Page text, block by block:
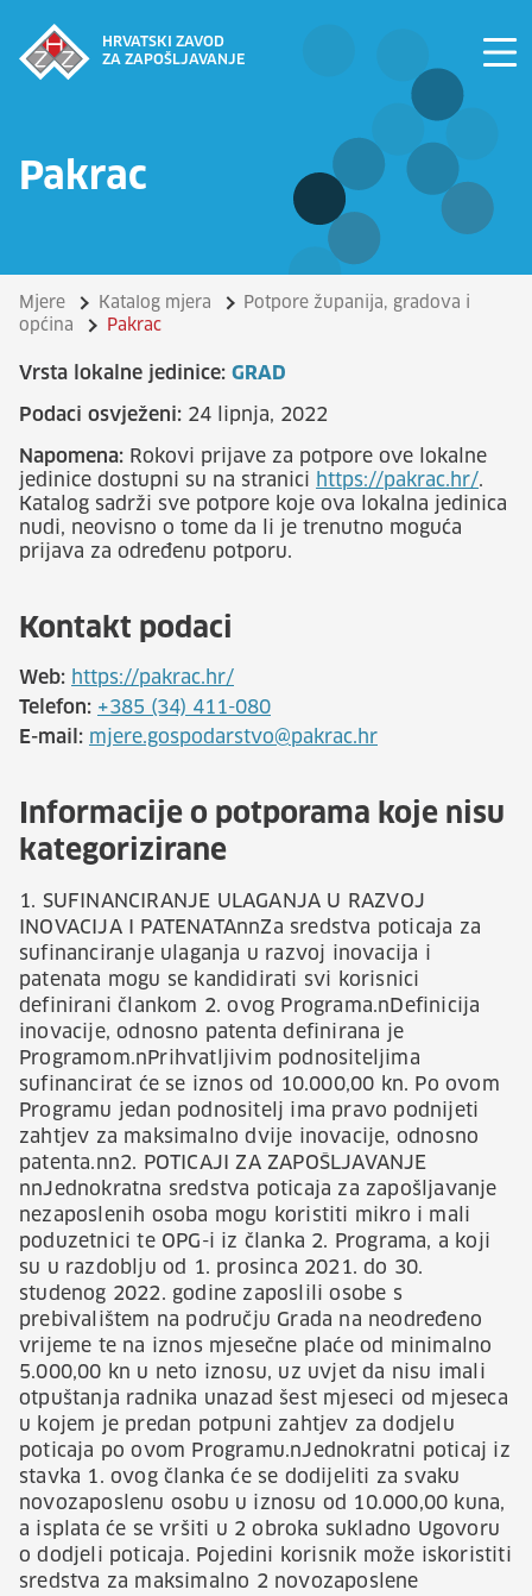
HRVATSKI ZAVOD
ZA ZAPOŠLJAVANJE
Pakrac
Mjere Katalog mjera
Potpore županija, gradova i
općina
Pakrac
Vrsta lokalne jedinice: GRAD
Podaci osvježeni: 24 lipnja, 2022
Napomena: Rokovi prijave za potpore ove lokalne
jedinice dostupni su na stranici https://pakrac.hr/.
Katalog sadrži sve potpore koje ova lokalna jedinica
nudi, neovisno o tome da li je trenutno moguća
prijava za određenu potporu.
Kontakt podaci
Web: https://pakrac.hr/
Telefon: +385 (34) 411-080
E-mail: mjere.gospodarstvo@pakrac.hr
Informacije o potporama koje nisu
kategorizirane
1. SUFINANCIRANJE ULAGANJA U RAZVOJ
INOVACIJA I PATENATAnnZa sredstva poticaja za
sufinanciranje ulaganja u razvoj inovacija i
patenata mogu se kandidirati svi korisnici
definirani člankom 2. ovog Programa.nDefinicija
inovacije, odnosno patenta definirana je
Programom.nPrihvatljivim podnositeljima
sufinancirat će se iznos od 10.000,00 kn. Po ovom
Programu jedan podnositelj ima pravo podnijeti
zahtjev za maksimalno dvije inovacije, odnosno
patenta.nn2. POTICAJI ZA ZAPOŠLJAVANJE
nnJednokratna sredstva poticaja za zapošljavanje
nezaposlenih osoba mogu koristiti mikro i mali
poduzetnici te OPG-i iz članka 2. Programa, a koji
su u razdoblju od 1. prosinca 2021. do 30.
studenog 2022. godine zaposlili osobe s
prebivalištem na području Grada na neodređeno
vrijeme te na iznos mjesečne plaće od minimalno
5.000,00 kn u neto iznosu, uz uvjet da nisu imali
otpuštanja radnika unazad šest mjeseci od mjeseca
u kojem je predan potpuni zahtjev za dodjelu
poticaja po ovom Programu.nJednokratni poticaj iz
stavka 1. ovog članka će se dodijeliti za svaku
novozaposlenu osobu u iznosu od 10.000,00 kuna,
a isplata će se vršiti u 2 obroka sukladno Ugovoru
o dodjeli poticaja. Pojedini korisnik može iskoristiti
sredstva za maksimalno 2 novozaposlene